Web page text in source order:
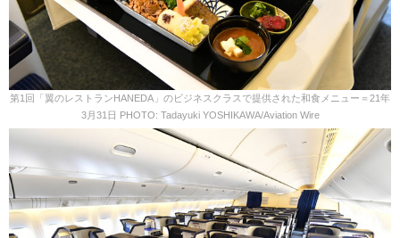
第1回「翼のレストランHANEDA」のビジネスクラスで提供された和食メニュー＝21年
3月31日 PHOTO: Tadayuki YOSHIKAWA/Aviation Wire